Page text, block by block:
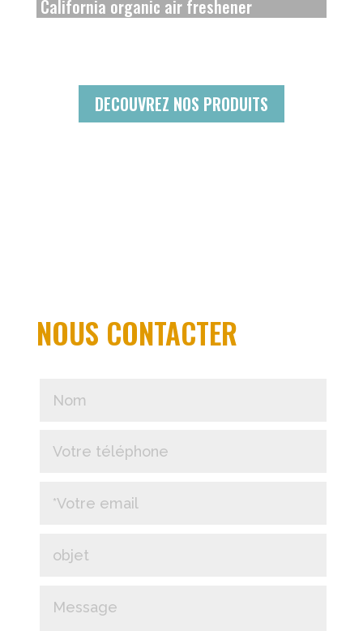
California organic air freshener
DECOUVREZ NOS PRODUITS
NOUS CONTACTER